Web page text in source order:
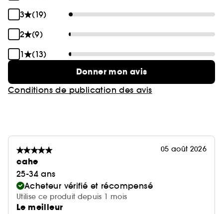
3
(19)
2
(9)
1
(13)
Donner mon avis
Conditions de publication des avis
05 août 2026
cahe
25-34 ans
Acheteur vérifié et récompensé
Utilise ce produit depuis 1 mois
Le meilleur